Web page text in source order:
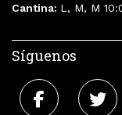
Cantina: L, M, M
Síguenos